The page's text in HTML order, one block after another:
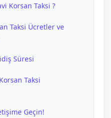
Korsan Taksi ?
Taksi Ücretler ve
Süresi
Taksi
Geçin!